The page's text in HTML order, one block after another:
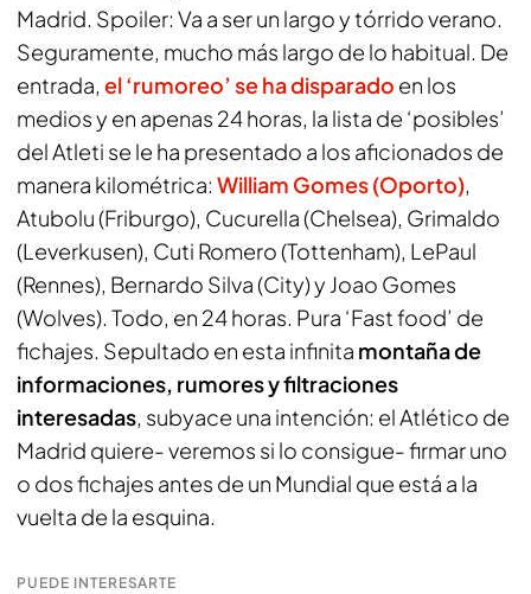
Madrid. Spoiler: Va a ser un largo y tórrido verano.
Seguramente, mucho más largo de lo habitual. De
entrada, el ‘rumoreo’ se ha disparado en los
medios y en apenas 24 horas, la lista de ‘posibles’
del Atleti se le ha presentado a los aficionados de
manera kilométrica: William Gomes (Oporto),
Atubolu (Friburgo), Cucurella (Chelsea), Grimaldo
(Leverkusen), Cuti Romero (Tottenham), LePaul
(Rennes), Bernardo Silva (City) y Joao Gomes
(Wolves). Todo, en 24 horas. Pura ‘Fast food’ de
fichajes. Sepultado en esta infinita montaña de
informaciones, rumores y filtraciones
interesadas, subyace una intención: el Atlético de
Madrid quiere- veremos si lo consigue- firmar uno
o dos fichajes antes de un Mundial que está a la
vuelta de la esquina.
PUEDE INTERESARTE